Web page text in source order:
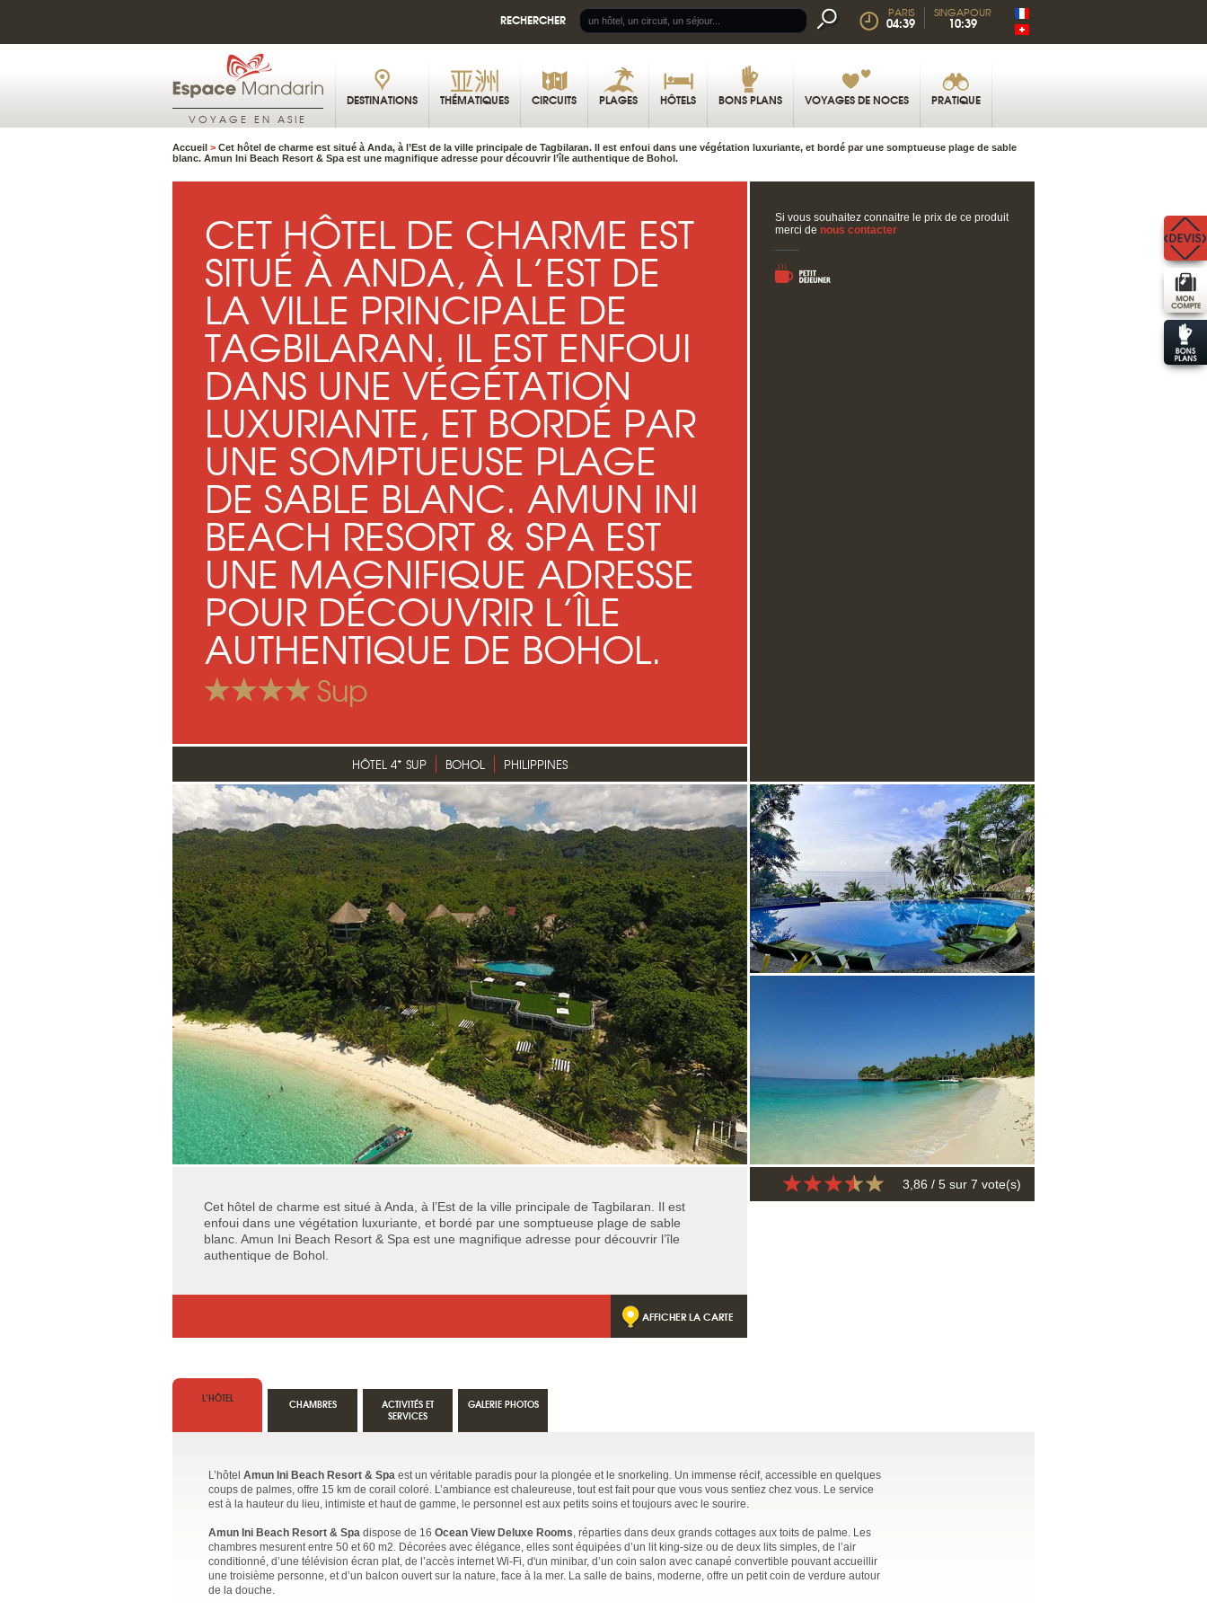
RECHERCHER PARIS
04:39
SINGAPOUR
10:39
VOYAGE EN ASIE
DESTINATIONS THÉMATIQUES CIRCUITS PLAGES HÔTELS BONS PLANS VOYAGES DE NOCES PRATIQUE
Accueil > Cet hôtel de charme est situé à Anda, à l’Est de la ville principale de Tagbilaran. Il est enfoui dans une végétation luxuriante, et bordé par une somptueuse plage de sable
blanc. Amun Ini Beach Resort & Spa est une magnifique adresse pour découvrir l’île authentique de Bohol.
CET HÔTEL DE CHARME EST
SITUÉ À ANDA, À L’EST DE
LA VILLE PRINCIPALE DE
TAGBILARAN. IL EST ENFOUI
DANS UNE VÉGÉTATION
LUXURIANTE, ET BORDÉ PAR
UNE SOMPTUEUSE PLAGE
DE SABLE BLANC. AMUN INI
BEACH RESORT & SPA EST
UNE MAGNIFIQUE ADRESSE
POUR DÉCOUVRIR L’ÎLE
AUTHENTIQUE DE BOHOL.
Sup
HÔTEL 4* SUP BOHOL PHILIPPINES
Si vous souhaitez connaitre le prix de ce produit
merci de nous contacter
Cet hôtel de charme est situé à Anda, à l’Est de la ville principale de Tagbilaran. Il est
enfoui dans une végétation luxuriante, et bordé par une somptueuse plage de sable
blanc. Amun Ini Beach Resort & Spa est une magnifique adresse pour découvrir l’île
authentique de Bohol.
AFFICHER LA CARTE
3,86 / 5 sur 7 vote(s)
L’HÔTEL
L’hôtel Amun Ini Beach Resort & Spa est un véritable paradis pour la plongée et le snorkeling. Un immense récif, accessible en quelques
coups de palmes, offre 15 km de corail coloré. L’ambiance est chaleureuse, tout est fait pour que vous vous sentiez chez vous. Le service
est à la hauteur du lieu, intimiste et haut de gamme, le personnel est aux petits soins et toujours avec le sourire.
Amun Ini Beach Resort & Spa dispose de 16 Ocean View Deluxe Rooms, réparties dans deux grands cottages aux toits de palme. Les
chambres mesurent entre 50 et 60 m2. Décorées avec élégance, elles sont équipées d’un lit king-size ou de deux lits simples, de l’air
conditionné, d’une télévision écran plat, de l’accès internet Wi-Fi, d'un minibar, d’un coin salon avec canapé convertible pouvant accueillir
une troisième personne, et d’un balcon ouvert sur la nature, face à la mer. La salle de bains, moderne, offre un petit coin de verdure autour
de la douche.
CHAMBRES
ACTIVITÉS ET
SERVICES
GALERIE PHOTOS